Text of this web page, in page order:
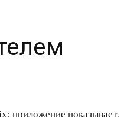
приложение показывает,